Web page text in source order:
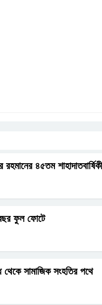
রহমানের ৪৫তম
ফুল ফোটে
সামাজিক সংহতির পথে